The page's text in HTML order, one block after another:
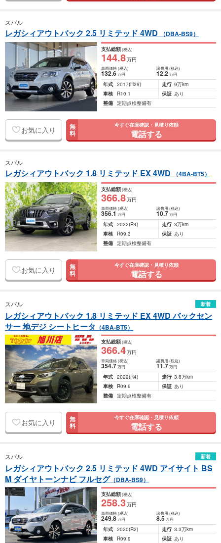
スバル
レガシィアウトバック 2.5 リミテッド 4WD （DBA-BS9）
支払総額(税込)
144.8万円
車両価格(税込)
132.6万円
諸費用 (税込)
12.2 万円
年式 2017(H29) 走行 9万km
車検
R10.1 保証 あり
整備 定期点検整備有
お気に入り 無
料
今すぐ在庫確認・見積り依頼
電話する
スバル
レガシィアウトバック 1.8 リミテッド EX 4WD （4BA-BT5）
支払総額(税込)
366.8万円
車両価格(税込)
356.1万円
諸費用 (税込)
10.7 万円
年式 2022(R4) 走行 3万km
車検
R09.3 保証 あり
整備 定期点検整備有
お気に入り 無
料
今すぐ在庫確認・見積り依頼
電話する
スバル 新着
レガシィアウトバック 1.8 リミテッド EX 4WD バックセン
サー 地デジ シートヒータ （4BA-BT5）
支払総額(税込)
366.4万円
車両価格(税込)
354.7万円
諸費用 (税込)
11.7 万円
年式 2022(R4) 走行 3.8万km
車検
R09.9 保証 あり
整備 定期点検整備有
お気に入り 無
料
今すぐ在庫確認・見積り依頼
電話する
スバル 新着
レガシィアウトバック 2.5 リミテッド 4WD アイサイト BS
M ダイヤトーンナビ フルセグ（DBA-BS9）
支払総額(税込)
258.3万円
車両価格(税込)
249.8万円
諸費用 (税込)
8.5 万円
年式 2020(R2) 走行 3.3万km
車検
R09.9 保証 あり